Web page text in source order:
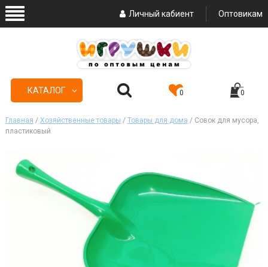
Личный кабиент Оптовикам
КАТАЛОГ 0 0
Главная / Хозяйственные товары / Товары для дома / Совок для мусора,
пластиковый